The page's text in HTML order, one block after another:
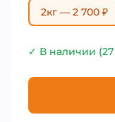
2кг — 2 700 ₽
✓ В наличии (27